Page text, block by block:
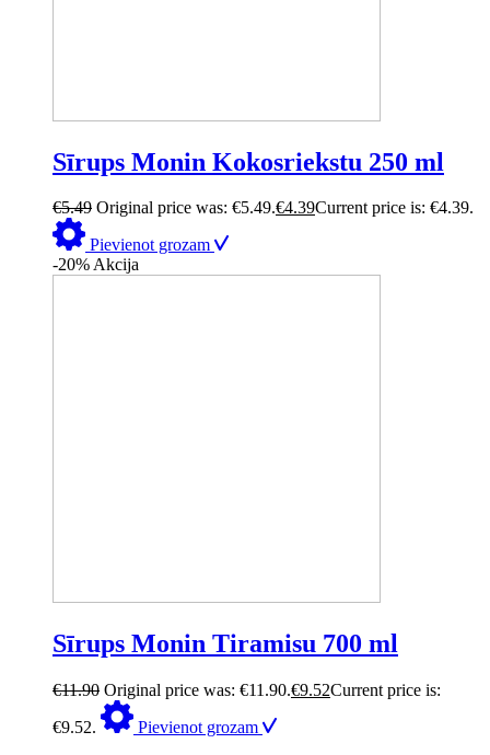
Sīrups Monin Kokosriekstu 250 ml
€5.49 Original price was: €5.49.€4.39Current price is: €4.39.
Pievienot grozam
-20%Akcija
Sīrups Monin Tiramisu 700 ml
€11.90 Original price was: €11.90.€9.52Current price is:
€9.52.
Pievienot grozam